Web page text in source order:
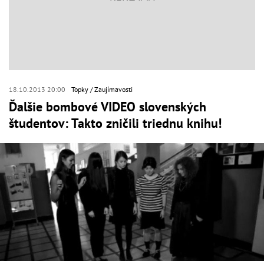
18.10.2013 20:00 Topky Zaujímavosti
Ďalšie bombové VIDEO slovenských
študentov: Takto zničili triednu knihu!